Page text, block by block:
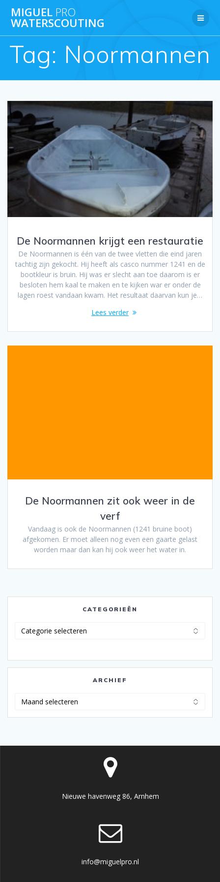
inhoud
MIGUEL PRO
WATERSCOUTING
Tag: Noormannen
De Noormannen krijgt een restauratie
De Noormannen is één van de twee vletten die eind jaren
tachtig zijn gekocht. Hij heeft als casco nummer 1241 en de
bootkleur is bruin. Hij was er slecht aan toe daarom is er
besloten hem kaal te maken en te kijken war er onder de
lagen roest vandaan kwam. Het resultaat daarvan kun je…
Lees verder
De Noormannen zit ook weer in de
verf
Vandaag is ook de Noormannen (1241 bruine boot)
afgekomen. Er moet alleen nog even een gaarte gelast
worden maar dan kan hij ook weer het water in.
CATEGORIEËN
ARCHIEF
Nieuwe havenweg 86, Arnhem
info@miguelpro.nl